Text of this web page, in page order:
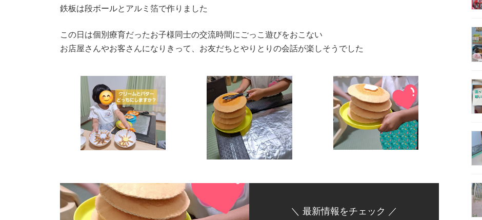
鉄板は段ボールとアルミ箔で作りました
この日は個別療育だったお子様同士の交流時間にごっこ遊びをおこない
お店屋さんやお客さんになりきって、お友だちとやりとりの会話が楽しそうでした
＼ 最新情報をチェック ／